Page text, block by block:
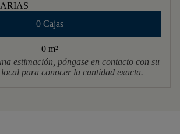
0 Cajas
0 m²
estimación, póngase en contacto con su
para conocer la cantidad exacta.